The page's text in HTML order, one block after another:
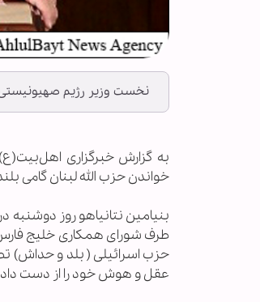
نخست وزیر رژیم
به گزارش خبرگزاری
خواندن حزب الله لبنان گامی
بنیامین نتانیاهو روز دوشنبه
طرف شورای همکاری خلیج
حزب اسرائیلی ( بلد و حداش)
عقل و هوش خود را از دست داده